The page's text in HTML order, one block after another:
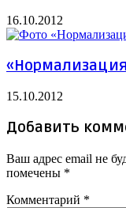
16.10.2012
15.10.2012
Добавить
Ваш адрес email не
помечены *
Комментарий *